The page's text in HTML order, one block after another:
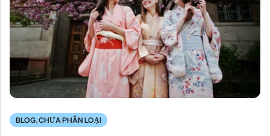
BLOG,CHƯA PHÂN LOẠI